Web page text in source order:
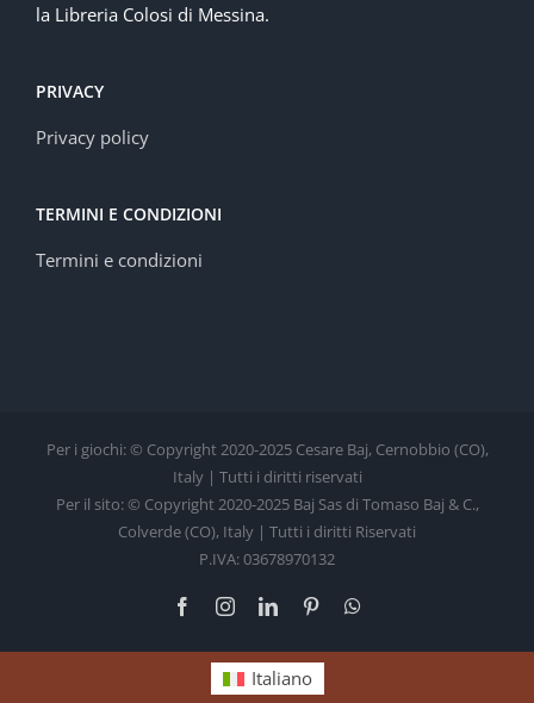
la Libreria Colosi di Messina.
PRIVACY
Privacy policy
TERMINI E CONDIZIONI
Termini e condizioni
Per i giochi: © Copyright 2020-2025 Cesare Baj, Cernobbio (CO),
Italy | Tutti i diritti riservati
Per il sito: © Copyright 2020-2025 Baj Sas di Tomaso Baj & C.,
Colverde (CO), Italy | Tutti i diritti Riservati
P.IVA: 03678970132
FacebookInstagramLinkedInPinterest
Italiano